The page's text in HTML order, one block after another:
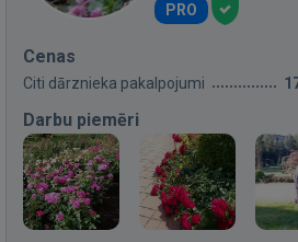
PRO
Cenas
Citi dārznieka pakalpojumi
Darbu piemēri